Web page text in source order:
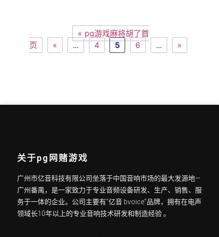
« pg游戏麻将胡了首
页
« ... 4 5 6 ... »
关于pg网赌游戏
广州市亿音科技有限公司坐落于中国音响市场的最大发源地—
广州番禺，是一家致力于专业音频设备研发、生产、销售、服
务于一体的企业。公司主要有“亿音 bvoice”品牌，拥有在电声
领域长10年以上的专业音响技术研发和制造经验 。